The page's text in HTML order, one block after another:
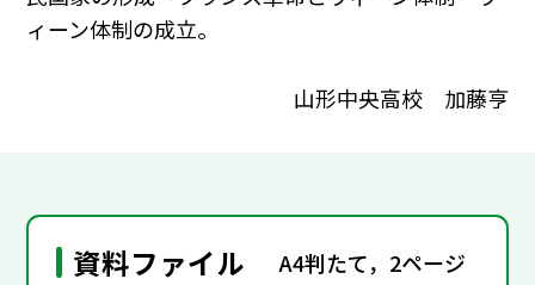
ィーン体制の成立。
山形中央高校 加藤亨
資料ファイル A4判たて，2ページ